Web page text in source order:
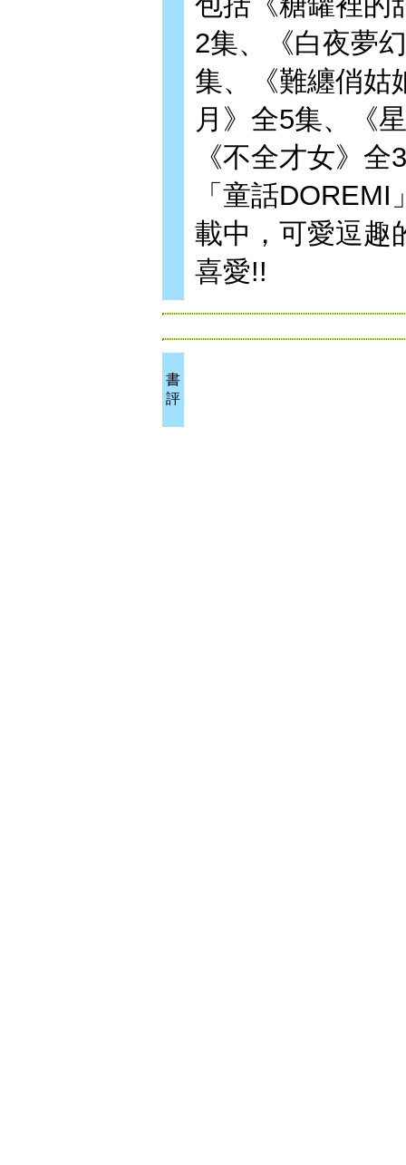
2集、《白夜夢
集、《難纏俏姑
月》全5集、《
《不全才女》
「童話
載中，可愛逗趣
喜愛!!
書
評